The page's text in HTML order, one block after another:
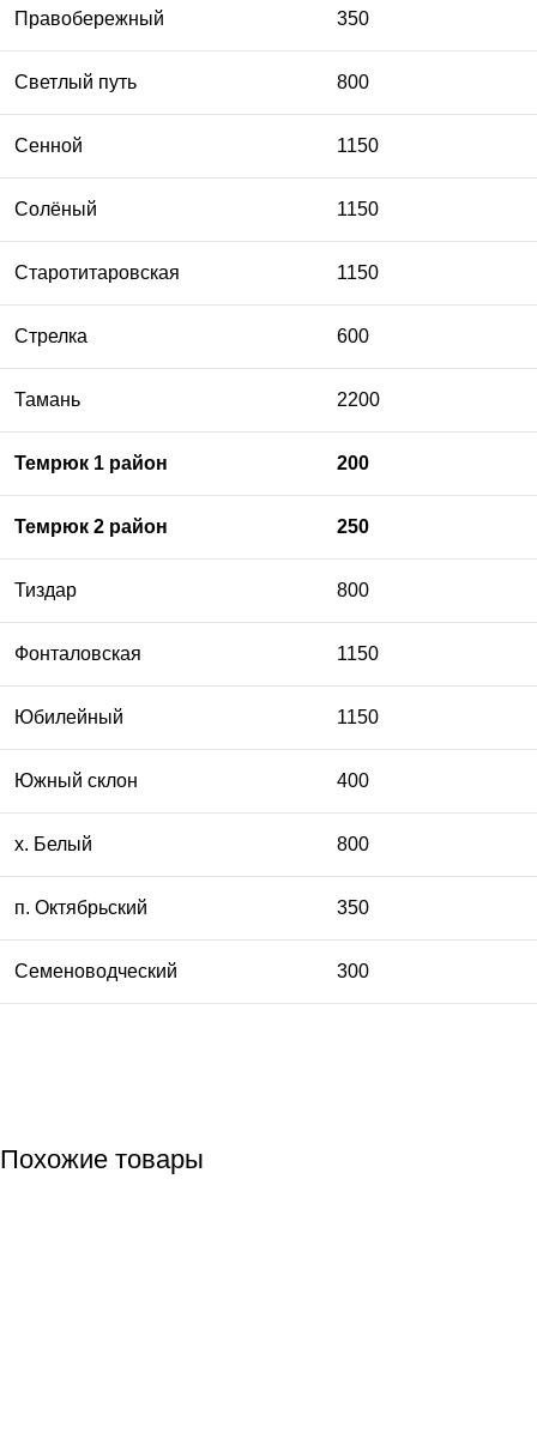
Правобережный 350
Светлый путь 800
Сенной 1150
Солёный 1150
Старотитаровская 1150
Стрелка 600
Тамань 2200
Темрюк 1 район 200
Темрюк 2 район 250
Тиздар 800
Фонталовская 1150
Юбилейный 1150
Южный склон 400
х. Белый 800
п. Октябрьский 350
Семеноводческий 300
Похожие товары